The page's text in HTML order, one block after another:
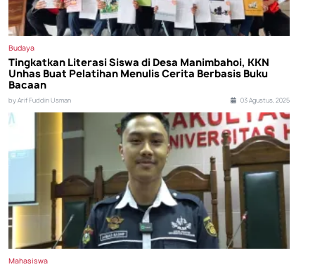
Budaya
Tingkatkan Literasi Siswa di Desa Manimbahoi, KKN
Unhas Buat Pelatihan Menulis Cerita Berbasis Buku
Bacaan
by Arif Fuddin Usman 03 Agustus, 2025
Mahasiswa